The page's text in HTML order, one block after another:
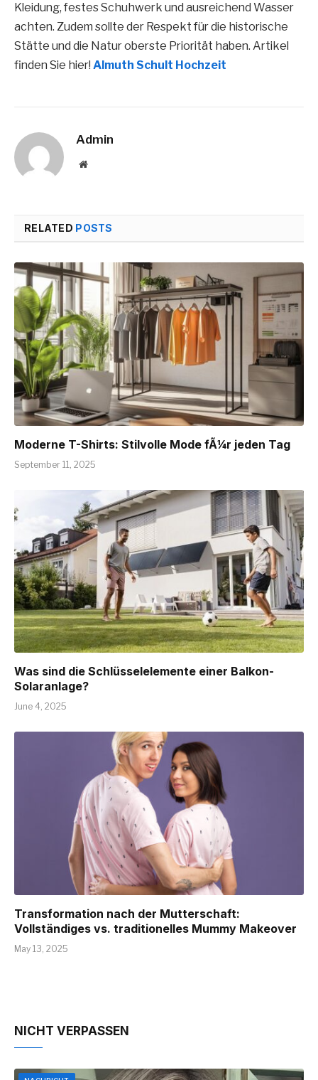
Kleidung, festes Schuhwerk und ausreichend Wasser
achten. Zudem sollte der Respekt für die historische
Stätte und die Natur oberste Priorität haben. Artikel
finden Sie hier! Almuth Schult Hochzeit
Admin
Website
RELATED POSTS
Moderne T-Shirts: Stilvolle Mode fÃ¼r jeden Tag
September 11, 2025
Was sind die Schlüsselelemente einer Balkon-
Solaranlage?
June 4, 2025
Transformation nach der Mutterschaft:
Vollständiges vs. traditionelles Mummy Makeover
May 13, 2025
NICHT VERPASSEN